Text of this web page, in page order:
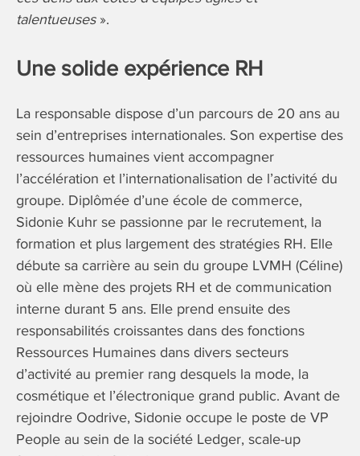
talentueuses».
Une solide expérience RH
La responsable dispose d’un parcours de 20 ans au
sein d’entreprises internationales. Son expertise des
ressources humaines vient accompagner
l’accélération et l’internationalisation de l’activité du
groupe. Diplômée d’une école de commerce,
Sidonie Kuhr se passionne par le recrutement, la
formation et plus largement des stratégies RH. Elle
débute sa carrière au sein du groupe LVMH (Céline)
où elle mène des projets RH et de communication
interne durant 5 ans. Elle prend ensuite des
responsabilités croissantes dans des fonctions
Ressources Humaines dans divers secteurs
d’activité au premier rang desquels la mode, la
cosmétique et l’électronique grand public. Avant de
rejoindre Oodrive, Sidonie occupe le poste de VP
People au sein de la société Ledger, scale-up